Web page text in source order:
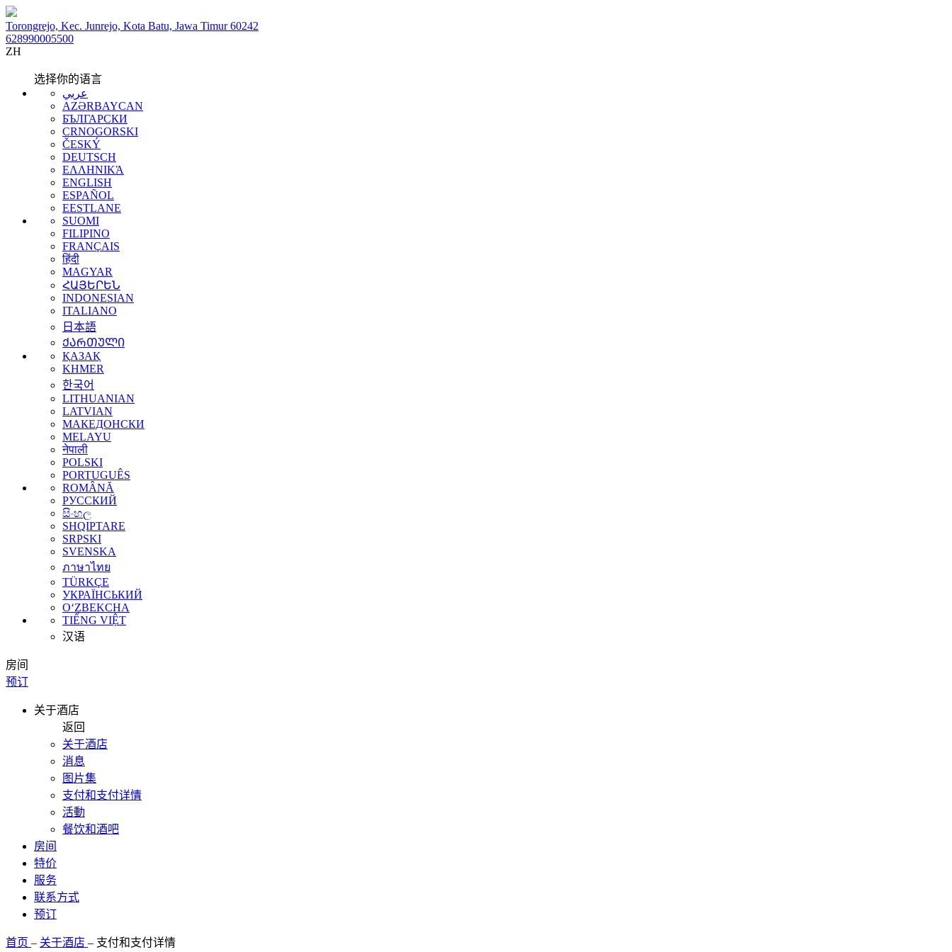
Torongrejo, Kec. Junrejo, Kota Batu, Jawa Timur 60242
628990005500
ZH
选择你的语言
عربي
AZƏRBAYCAN
БЪЛГАРСКИ
CRNOGORSKI
ČESKÝ
DEUTSCH
ΕΛΛΗΝΙΚΆ
ENGLISH
ESPAÑOL
EESTLANE
SUOMI
FILIPINO
FRANÇAIS
हिंदी
MAGYAR
ՀԱՅԵՐԵՆ
INDONESIAN
ITALIANO
日本語
ᲥᲐᲠᲗᲣᲚᲘ
ҚАЗАҚ
KHMER
한국어
LITHUANIAN
LATVIAN
МАКЕДОНСКИ
MELAYU
नेपाली
POLSKI
PORTUGUÊS
ROMÂNĂ
РУССКИЙ
සිංහල
SHQIPTARE
SRPSKI
SVENSKA
ภาษาไทย
TÜRKÇE
УКРАЇНСЬКИЙ
O‘ZBEKCHA
TIẾNG VIỆT
汉语
房间
预订
关于酒店
返回
关于酒店
消息
图片集
支付和支付详情
活動
餐饮和酒吧
房间
特价
服务
联系方式
预订
首页 – 关于酒店 – 支付和支付详情